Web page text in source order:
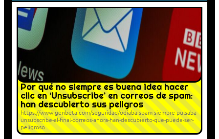
Por qué no siempre es buena idea hacer
clic en ‘Unsubscribe’ en correos de spam:
han descubierto sus peligros
https://www.genbeta.com/seguridad/odiaba-spam-siempre-pulsaba-
unsubscribe-al-final-correos-ahora-han-descubierto-que-puede-ser-
peligroso